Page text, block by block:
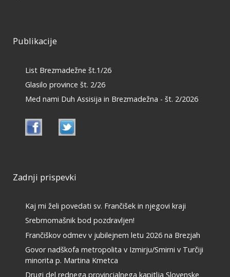
Publikacije
List Brezmadežne št.1/26
Glasilo province št. 2/26
Med nami Duh Assisija in Brezmadežna - št. 2/2026
Zadnji prispevki
Kaj mi želi povedati sv. Frančišek in njegovi kraji
Srebrnomašnik bod pozdravljen!
Frančiškov odmev v jubilejnem letu 2026 na Brezjah
Govor nadškofa metropolita v Izmirju/Smirni v Turčiji
minorita p. Martina Kmetca
Drugi del rednega provincialnega kapitlja Slovenske